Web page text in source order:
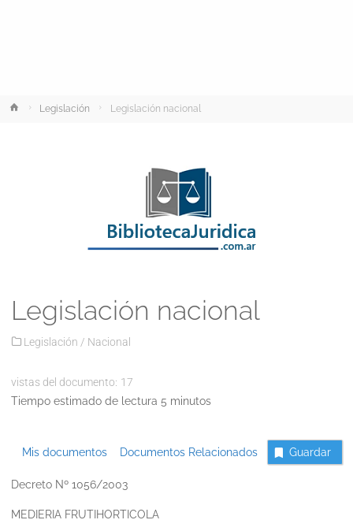
InicioLegislación Legislación nacional
Legislación nacional
Legislación / Nacional
vistas del documento: 17
Tiempo estimado de lectura 5 minutos
Mis documentos Documentos Relacionados Guardar
Decreto Nº 1056/2003
MEDIERIA FRUTIHORTICOLA